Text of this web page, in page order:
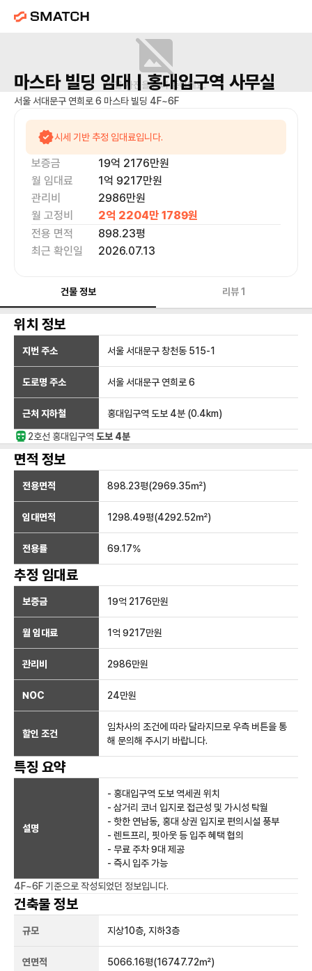
매물 사진을 준비 중이에요.
마스타 빌딩 임대 | 홍대입구역 사무실
서울 서대문구 연희로 6 마스타 빌딩 4F~6F
시세 기반 추정 임대료입니다.
보증금 19억 2176만원
월 임대료
1억 9217만원
관리비
2986만원
월 고정비
2억 2204만 1789원
전용 면적
898.23평
최근 확인일
2026.07.13
건물 정보 리뷰1
위치 정보
지번 주소 서울 서대문구 창천동 515-1
도로명 주소 서울 서대문구 연희로 6
근처 지하철 홍대입구역 도보 4분 (0.4km)
2호선 홍대입구역 도보 4분
면적 정보
전용면적 898.23평(2969.35㎡)
임대면적 1298.49평(4292.52㎡)
전용률 69.17%
추정 임대료
보증금 19억 2176만원
월 임대료 1억 9217만원
관리비 2986만원
NOC 24만원
할인 조건
임차사의 조건에 따라 달라지므로 우측 버튼을 통
해 문의해 주시기 바랍니다.
특징 요약
설명
- 홍대입구역 도보 역세권 위치
- 삼거리 코너 입지로 접근성 및 가시성 탁월
- 핫한 연남동, 홍대 상권 입지로 편의시설 풍부
- 렌트프리, 핏아웃 등 입주 혜택 협의
- 무료 주차 9대 제공
- 즉시 입주 가능
4F~6F 기준으로 작성되었던 정보입니다.
건축물 정보
규모 지상10층, 지하3층
연면적 5066.16평(16747.72㎡)